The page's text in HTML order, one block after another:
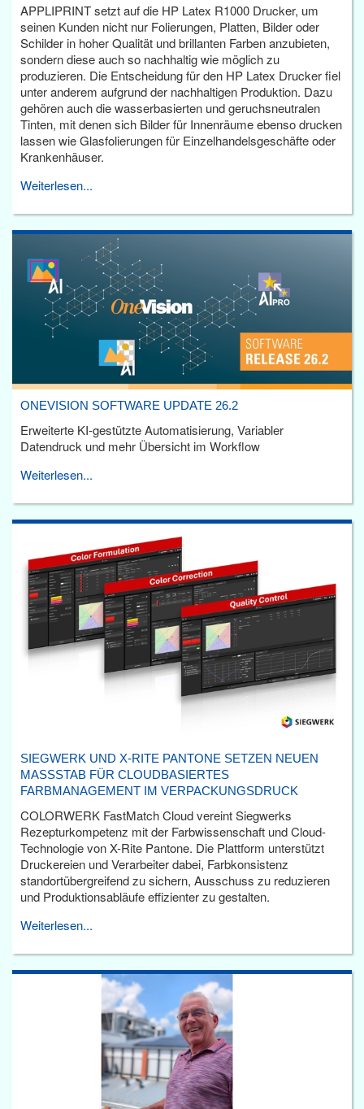
APPLIPRINT setzt auf die HP Latex R1000 Drucker, um
seinen Kunden nicht nur Folierungen, Platten, Bilder oder
Schilder in hoher Qualität und brillanten Farben anzubieten,
sondern diese auch so nachhaltig wie möglich zu
produzieren. Die Entscheidung für den HP Latex Drucker fiel
unter anderem aufgrund der nachhaltigen Produktion. Dazu
gehören auch die wasserbasierten und geruchsneutralen
Tinten, mit denen sich Bilder für Innenräume ebenso drucken
lassen wie Glasfolierungen für Einzelhandelsgeschäfte oder
Krankenhäuser.
Weiterlesen...
ONEVISION SOFTWARE UPDATE 26.2
Erweiterte KI-gestützte Automatisierung, Variabler
Datendruck und mehr Übersicht im Workflow
Weiterlesen...
SIEGWERK UND X-RITE PANTONE SETZEN NEUEN
MASSSTAB FÜR CLOUDBASIERTES F
ARBMANAGEMENT IM VERPACKUNGSDRUCK
COLORWERK FastMatch Cloud vereint Siegwerks
Rezepturkompetenz mit der Farbwissenschaft und Cloud-
Technologie von X-Rite Pantone. Die Plattform unterstützt
Druckereien und Verarbeiter dabei, Farbkonsistenz
standortübergreifend zu sichern, Ausschuss zu reduzieren
und Produktionsabläufe effizienter zu gestalten.
Weiterlesen...